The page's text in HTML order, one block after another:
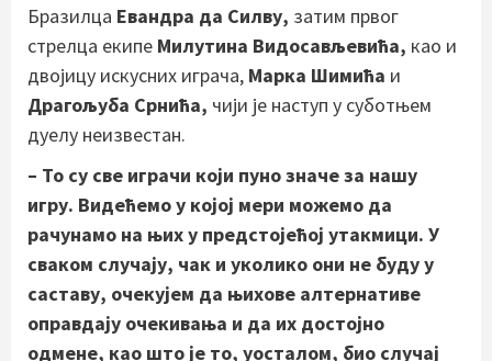
Бразилца Евандра да Силву, затим првог
стрелца екипе Милутина Видосављевића, као и
двојицу искусних играча, Марка Шимића и
Драгољуба Срнића, чији је наступ у суботњем
дуелу неизвестан.
– То су све играчи који пуно значе за нашу
игру. Видећемо у којој мери можемо да
рачунамо на њих у предстојећој утакмици. У
сваком случају, чак и уколико они не буду у
саставу, очекујем да њихове алтернативе
оправдају очекивања и да их достојно
одмене, као што је то, уосталом, био случај